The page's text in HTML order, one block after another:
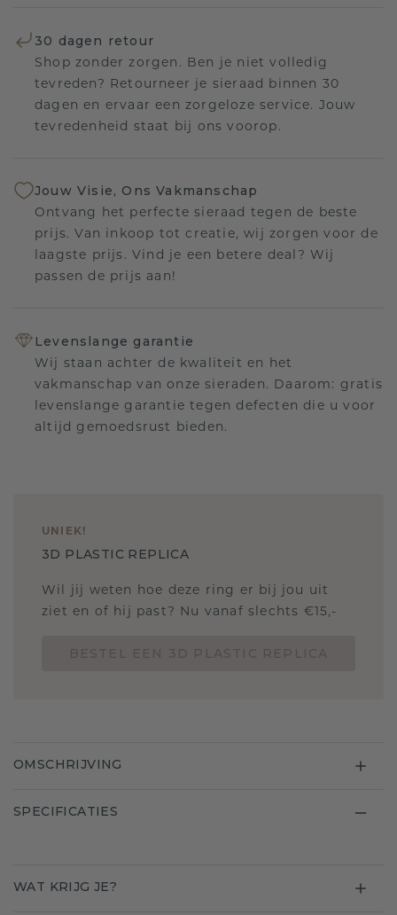
30 dagen retour
Shop zonder zorgen. Ben je niet volledig
tevreden? Retourneer je sieraad binnen 30
dagen en ervaar een zorgeloze service. Jouw
tevredenheid staat bij ons voorop.
Jouw Visie, Ons Vakmanschap
Ontvang het perfecte sieraad tegen de beste
prijs. Van inkoop tot creatie, wij zorgen voor de
laagste prijs. Vind je een betere deal? Wij
passen de prijs aan!
Levenslange garantie
Wij staan achter de kwaliteit en het
vakmanschap van onze sieraden. Daarom: gratis
levenslange garantie tegen defecten die u voor
altijd gemoedsrust bieden.
UNIEK!
3D PLASTIC REPLICA
Wil jij weten hoe deze ring er bij jou uit
ziet en of hij past? Nu vanaf slechts €15,-
OMSCHRIJVING
SPECIFICATIES
WAT KRIJG JE?